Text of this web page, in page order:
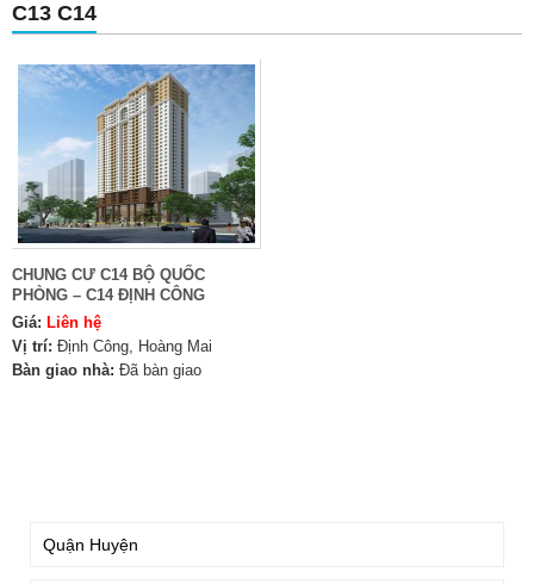
C13 C14
CHUNG CƯ C14 BỘ QUỐC
PHÒNG – C14 ĐỊNH CÔNG
Giá: Liên hệ
Vị trí: Định Công, Hoàng Mai
Bàn giao nhà: Đã bàn giao